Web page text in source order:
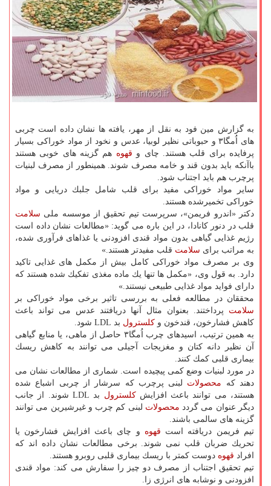
به گزارش مین فود به نقل از مهر، یافته ها نشان داده است چربی
های اُمگا۳ و حبوباتی نظیر لوبیا، عدس و نخود از مواد خوراكی بسیار
پرفایده برای قلب هستند. چای و قهوه هم گزینه های خوبی هستند
باآنكه باید بدون قند و خامه مصرف شوند. همینطور از مصرف لبنیات
پرچرب هم باید اجتناب شود.
سایر مواد خوراكی مفید برای قلب شامل جلبك دریایی و مواد
خوراكی تخمیرشده هستند.
دكتر «اندرو فریمن»، سرپرست تیم تحقیق از موسسه ملی سلامت
قلب در دنور كانادا، در این باره می گوید: «مطالعات نشان داده است
رژیم غذایی گیاهی بدون مواد قندی افزودنی یا غذاهای فرآوری شده،
به مراتب برای سلامت قلب مفیدتر هستند.»
وی بر مصرف مواد خوراكی كامل بیش از مكمل های غذایی تاكید
دارد. به قول وی، «مكمل ها تنها یك ماده مغذی تفكیك شده هستند كه
دارای فواید مواد غذایی طبیعی نیستند.»
محققان در مطالعه فعلی به بررسی تاثیر برخی مواد خوراكی بر
سلامت پرداختند. بعنوان مثال آنها دریافتند عدس می تواند باعث
كاهش فشارخون، قندخون و كلسترول بد LDL شود.
به همین ترتیب، اسیدهای چرب اُمگا۳ حاصل از ماهی، یا منابع گیاهی
آن نظیر دانه كتان و مغزیجات آجیلی می توانند به كاهش ریسك
بیماری قلبی كمك كنند.
در مورد لبنیات وضع كمی پیچیده است. شماری از مطالعات نشان می
دهند كه محصولات لبنی پرچرب كه سرشار از چربی اشباع شده
هستند، می توانند باعث افزایشكلسترول
بد LDL شوند. از جانب
دیگر عنوان می گردد محصولات لبنی كم چرب و غیرشیرین می توانند
گزینه های سالمی باشند.
تیم فریمن دریافته است قهوه و چای باعث افزایش فشارخون یا
تحریك ضربان قلب نمی شوند. برخی مطالعات نشان داده اند كه
افراد قهوه دوست كمتر با ریسك بیماری قلبی روبرو هستند.
تیم تحقیق اجتناب از مصرف دو چیز را سفارش می كند: مواد قندی
افزودنی و نوشابه های انرژی زا.